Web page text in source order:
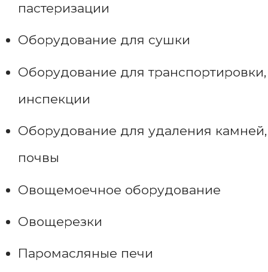
пастеризации
Оборудование для сушки
Оборудование для транспортировки,
инспекции
Оборудование для удаления камней,
почвы
Овощемоечное оборудование
Овощерезки
Паромасляные печи